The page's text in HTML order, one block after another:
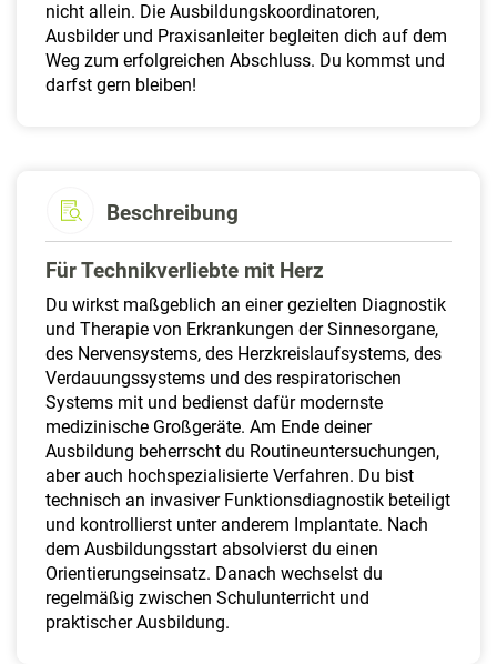
nicht allein. Die Ausbildungskoordinatoren,
Ausbilder und Praxisanleiter begleiten dich auf dem
Weg zum erfolgreichen Abschluss. Du kommst und
darfst gern bleiben!
Beschreibung
Für Technikverliebte mit Herz
Du wirkst maßgeblich an einer gezielten Diagnostik
und Therapie von Erkrankungen der Sinnesorgane,
des Nervensystems, des Herzkreislaufsystems, des
Verdauungssystems und des respiratorischen
Systems mit und bedienst dafür modernste
medizinische Großgeräte. Am Ende deiner
Ausbildung beherrscht du Routineuntersuchungen,
aber auch hochspezialisierte Verfahren. Du bist
technisch an invasiver Funktionsdiagnostik beteiligt
und kontrollierst unter anderem Implantate. Nach
dem Ausbildungsstart absolvierst du einen
Orientierungseinsatz. Danach wechselst du
regelmäßig zwischen Schulunterricht und
praktischer Ausbildung.